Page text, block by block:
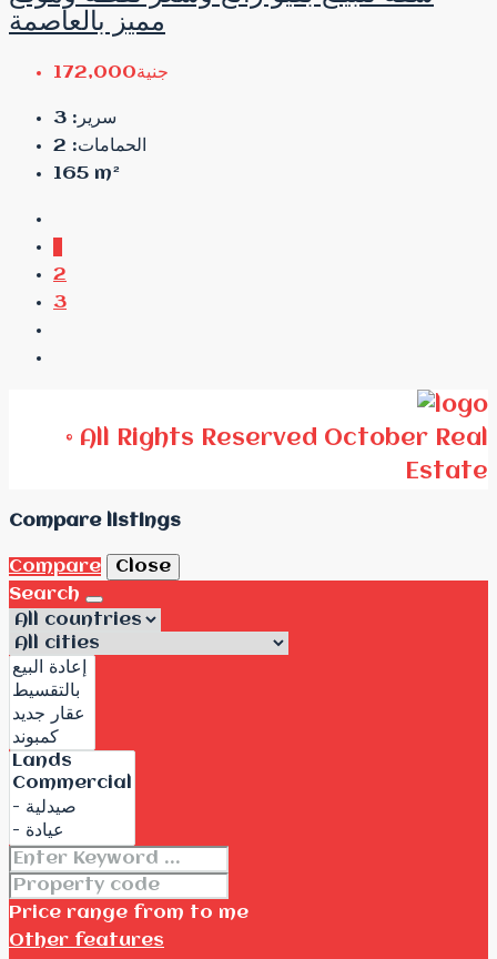
مميز بالعاصمة
جنية172,000
سرير: 3
الحمامات: 2
165 m²
2
3
© All Rights Reserved October Real
Estate
Compare listings
Compare
Close
Search
Price range from to me
Other features